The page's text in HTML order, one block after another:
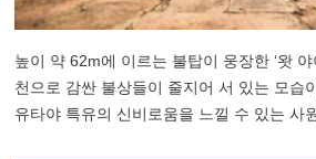
높이 약 62m에 이르는 불탑이 웅장한 ‘왓
천으로 감싼 불상들이 줄지어 서 있는 모습
유타야 특유의 신비로움을 느낄 수 있는 사